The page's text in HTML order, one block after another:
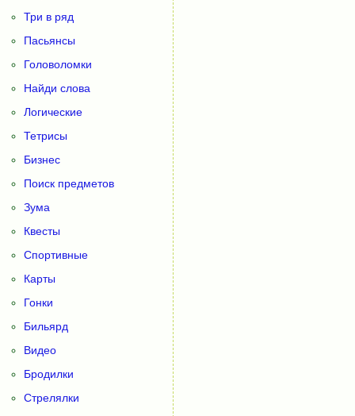
Три в ряд
Пасьянсы
Головоломки
Найди слова
Логические
Тетрисы
Бизнес
Поиск предметов
Зума
Квесты
Спортивные
Карты
Гонки
Бильярд
Видео
Бродилки
Стрелялки